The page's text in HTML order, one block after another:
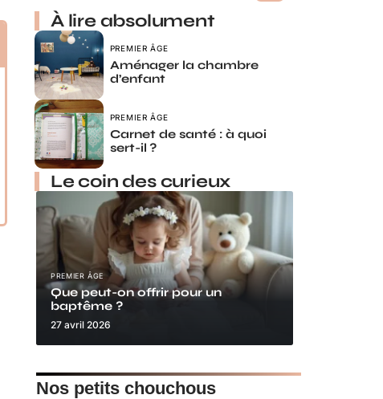
À lire absolument
PREMIER ÂGE
Aménager la chambre
d’enfant
PREMIER ÂGE
Carnet de santé : à quoi
sert-il ?
Le coin des curieux
PREMIER ÂGE
Que peut-on offrir pour un
baptême ?
27 avril 2026
Nos petits chouchous